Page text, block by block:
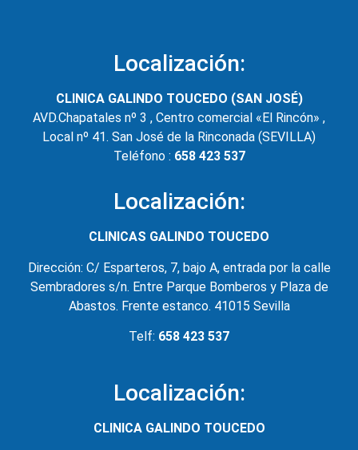
Localización:
CLINICA GALINDO TOUCEDO (SAN JOSÉ)
AVD.Chapatales nº 3 , Centro comercial «El Rincón» ,
Local nº 41. San José de la Rinconada (SEVILLA)
Teléfono : 658 423 537
Localización:
CLINICAS GALINDO TOUCEDO
Dirección: C/ Esparteros, 7, bajo A, entrada por la calle
Sembradores s/n. Entre Parque Bomberos y Plaza de
Abastos. Frente estanco. 41015 Sevilla
Telf: 658 423 537
Localización:
CLINICA GALINDO TOUCEDO